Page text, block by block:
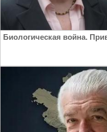
Биологическая война.